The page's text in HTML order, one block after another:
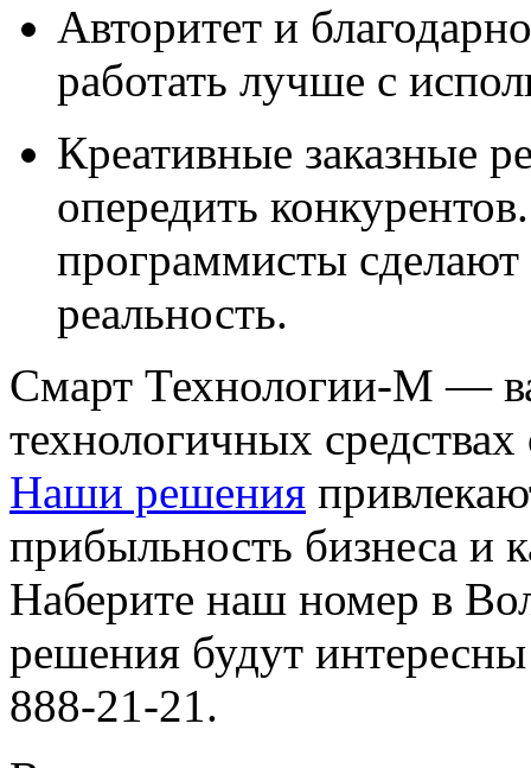
Авторитет и
работать лучше с
Креативные заказные
опередить
программисты сделают
реальность.
Смарт Технологии-М —
технологичных
Наши решения
прибыльность бизнеса и
Наберите наш номер в
решения будут
888-21-21.